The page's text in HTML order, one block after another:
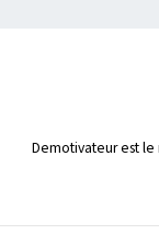
Demotivateur est